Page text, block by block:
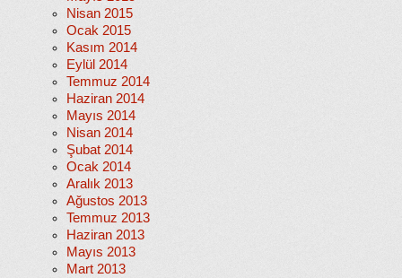
Nisan 2015
Ocak 2015
Kasım 2014
Eylül 2014
Temmuz 2014
Haziran 2014
Mayıs 2014
Nisan 2014
Şubat 2014
Ocak 2014
Aralık 2013
Ağustos 2013
Temmuz 2013
Haziran 2013
Mayıs 2013
Mart 2013